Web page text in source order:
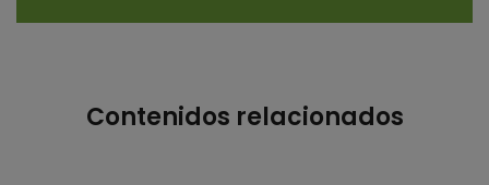
Contenidos relacionados